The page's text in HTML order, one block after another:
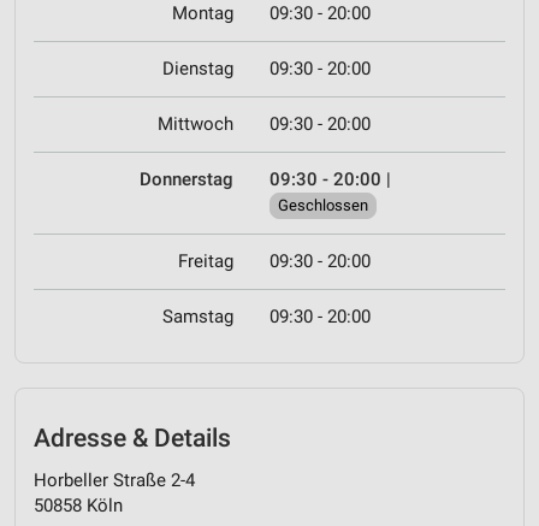
Montag 09:30 - 20:00
Dienstag 09:30 - 20:00
Mittwoch 09:30 - 20:00
Donnerstag 09:30 - 20:00 |
Geschlossen
Freitag 09:30 - 20:00
Samstag 09:30 - 20:00
Adresse & Details
Horbeller Straße 2-4
50858 Köln